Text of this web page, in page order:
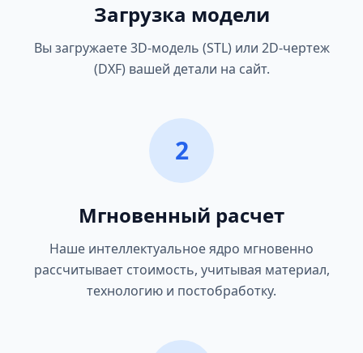
Загрузка модели
Вы загружаете 3D-модель (STL) или 2D-чертеж
(DXF) вашей детали на сайт.
2
Мгновенный расчет
Наше интеллектуальное ядро мгновенно
рассчитывает стоимость, учитывая материал,
технологию и постобработку.